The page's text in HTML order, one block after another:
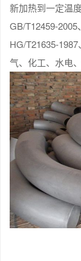
新加热到一定温
GB/T12459-2005
HG/T21635-
气、化工、水电